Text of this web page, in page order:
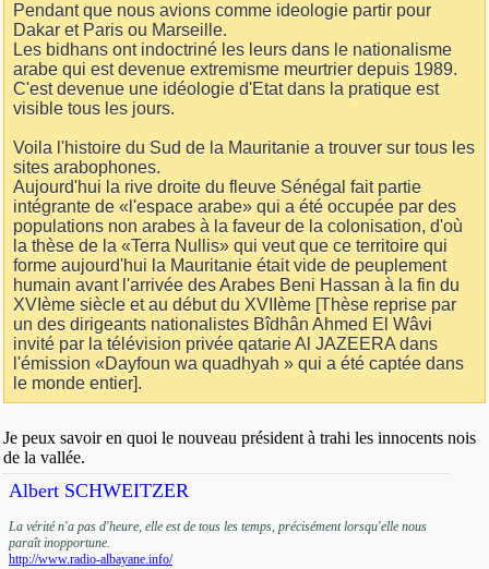
Pendant que nous avions comme ideologie partir pour
Dakar et Paris ou Marseille.
Les bidhans ont indoctriné les leurs dans le nationalisme
arabe qui est devenue extremisme meurtrier depuis 1989.
C'est devenue une idéologie d'Etat dans la pratique est
visible tous les jours.
Voila l'histoire du Sud de la Mauritanie a trouver sur tous les
sites arabophones.
Aujourd'hui la rive droite du fleuve Sénégal fait partie
intégrante de «l'espace arabe» qui a été occupée par des
populations non arabes à la faveur de la colonisation, d'où
la thèse de la «Terra Nullis» qui veut que ce territoire qui
forme aujourd'hui la Mauritanie était vide de peuplement
humain avant l'arrivée des Arabes Beni Hassan à la fin du
XVIème siècle et au début du XVIIème [Thèse reprise par
un des dirigeants nationalistes Bîdhân Ahmed El Wâvi
invité par la télévision privée qatarie Al JAZEERA dans
l'émission «Dayfoun wa quadhyah » qui a été captée dans
le monde entier].
Je peux savoir en quoi le nouveau président à trahi les innocents nois
de la vallée.
Albert SCHWEITZER
La vérité n'a pas d'heure, elle est de tous les temps, précisément lorsqu'elle nous
paraît inopportune.
http://www.radio-albayane.info/